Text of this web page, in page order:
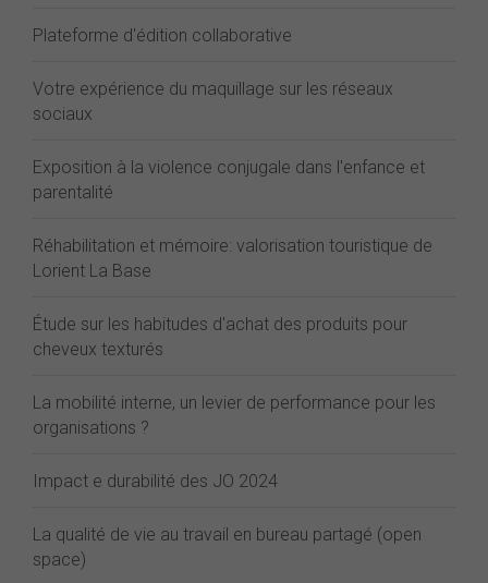
Plateforme d'édition collaborative
Votre expérience du maquillage sur les réseaux
sociaux
Exposition à la violence conjugale dans l'enfance et
parentalité
Réhabilitation et mémoire: valorisation touristique de
Lorient La Base
Étude sur les habitudes d'achat des produits pour
cheveux texturés
La mobilité interne, un levier de performance pour les
organisations ?
Impact e durabilité des JO 2024
La qualité de vie au travail en bureau partagé (open
space)